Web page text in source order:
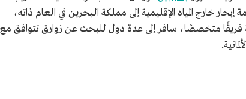
خارج المياه الإقليمية إلى مملكة البحرين في العام ذاته،
فريقًا متخصصًا، سافر إلى عدة دول للبحث عن زوارق تتوافق مع